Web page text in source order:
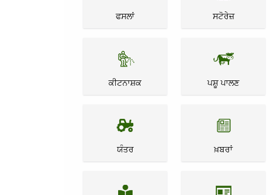
ਫਸਲਾਂ ਸਟੋਰੇਜ਼
ਕੀਟਨਾਸ਼ਕ ਪਸ਼ੂ ਪਾਲਣ
ਯੰਤਰ ਖ਼ਬਰਾਂ